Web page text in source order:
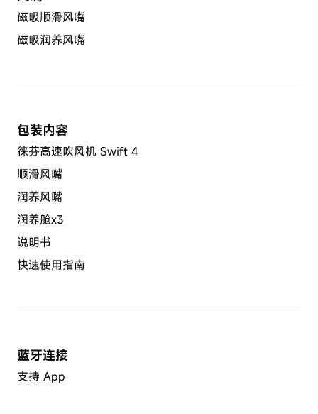
磁吸顺滑风嘴
磁吸润养风嘴
包装内容
徕芬高速吹风机 Swift 4
顺滑风嘴
润养风嘴
润养舱x3
说明书
快速使用指南
蓝牙连接
支持 App